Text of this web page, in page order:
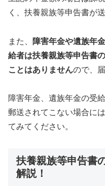
く、扶養親族等申告書が
また、
障害年金や遺族年
給者は扶養親族等申告書
ことはありませんので、
障害年金、遺族年金の受
郵送されてこない場合に
てみてください。
扶養親族等申告書
解説！